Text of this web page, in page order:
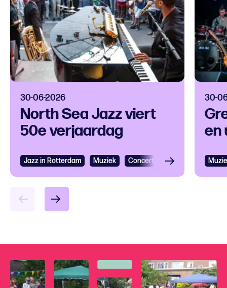
30-06-2026
North Sea Jazz viert
50e verjaardag
Jazz in Rotterdam Muziek Concertagenda Festival
30-
en
Bekijken